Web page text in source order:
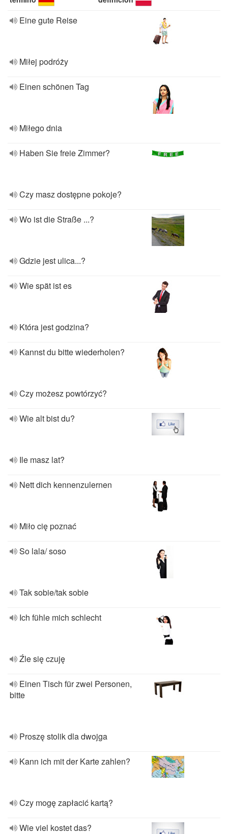
Eine gute Reise
Miłej podróży
Einen schönen Tag
Miłego dnia
Haben Sie freie Zimmer?
Czy masz dostępne pokoje?
Wo ist die Straße ...?
Gdzie jest ulica...?
Wie spät ist es
Która jest godzina?
Kannst du bitte wiederholen?
Czy możesz powtórzyć?
Wie alt bist du?
Ile masz lat?
Nett dich kennenzulernen
Miło cię poznać
So lala/ soso
Tak sobie/tak sobie
Ich fühle mich schlecht
Źle się czuję
Einen Tisch für zwei Personen,
bitte
Proszę stolik dla dwojga
Kann ich mit der Karte zahlen?
Czy mogę zapłacić kartą?
Wie viel kostet das?